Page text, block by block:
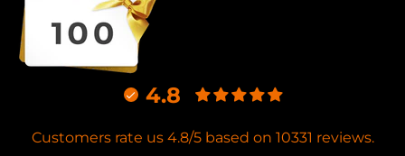
4.8
Customers rate us 4.8/5 based on 10331 reviews.